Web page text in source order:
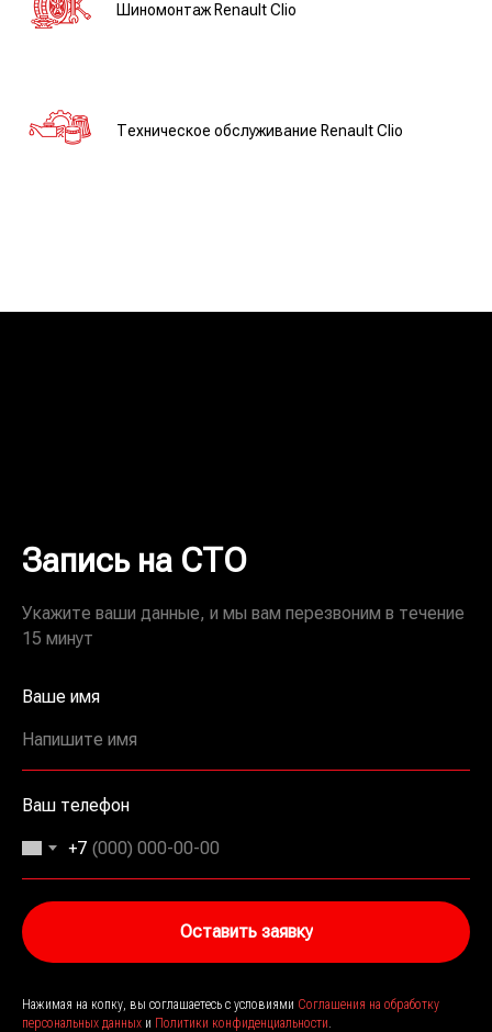
Шиномонтаж Renault Clio
Техническое обслуживание Renault Clio
Запись на СТО
Укажите ваши данные, и мы вам перезвоним в течение
15 минут
Ваше имя
Напишите имя
Ваш телефон
+7
Оставить заявку
Нажимая на копку, вы соглашаетесь с условиями Соглашения на обработку
персональных данных и Политики конфиденциальности